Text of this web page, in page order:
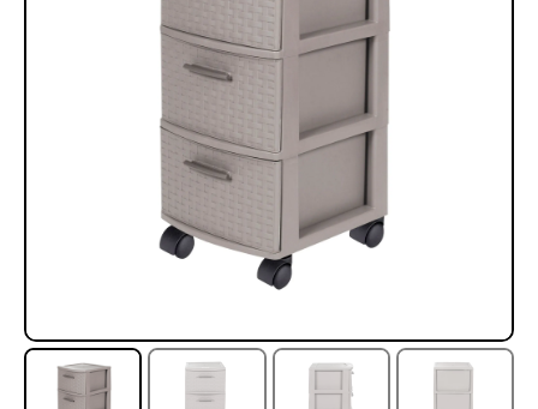
Rampa Móvil Hidráulica
22.711.412
11.790.000
Juego Modular 35
5.926.486
Leer más
50%